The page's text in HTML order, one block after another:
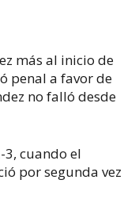
más al inicio de
penal a favor de
no falló desde
cuando el
por segunda vez